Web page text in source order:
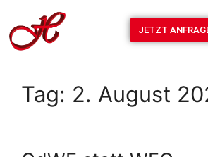
JETZT
Tag: 2. August